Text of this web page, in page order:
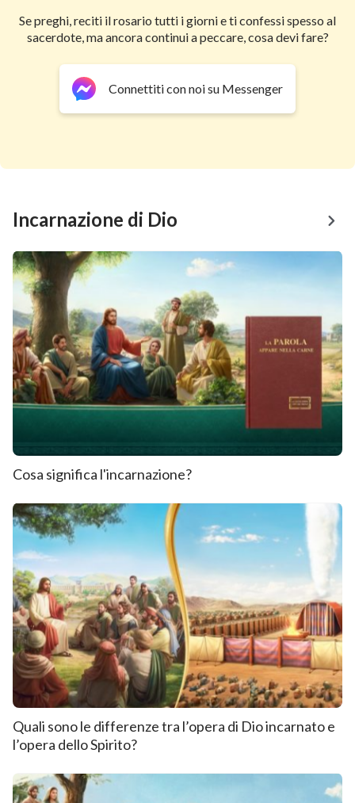
Se preghi, reciti il rosario tutti i giorni e ti confessi spesso al
sacerdote, ma ancora continui a peccare, cosa devi fare?
Connettiti con noi su Messenger
Incarnazione di Dio
Cosa significa l'incarnazione?
Quali sono le differenze tra l’opera di Dio incarnato e
l’opera dello Spirito?